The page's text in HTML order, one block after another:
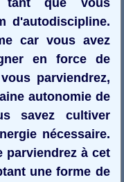
d'autodiscipline.
car vous avez
en force de
parviendrez,
autonomie de
savez cultiver
nécessaire.
parviendrez à cet
une forme de